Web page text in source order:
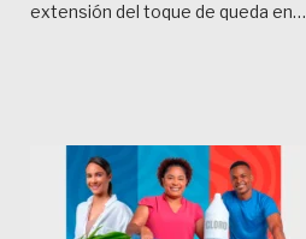
extensión del toque de queda en…